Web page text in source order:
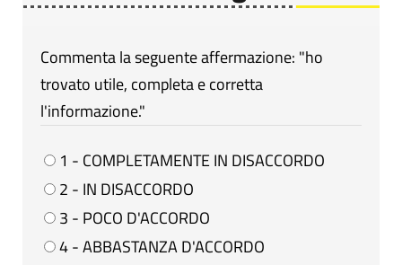
Commenta la seguente affermazione: "ho
trovato utile, completa e corretta
l'informazione."
1 - COMPLETAMENTE IN DISACCORDO
2 - IN DISACCORDO
3 - POCO D'ACCORDO
4 - ABBASTANZA D'ACCORDO